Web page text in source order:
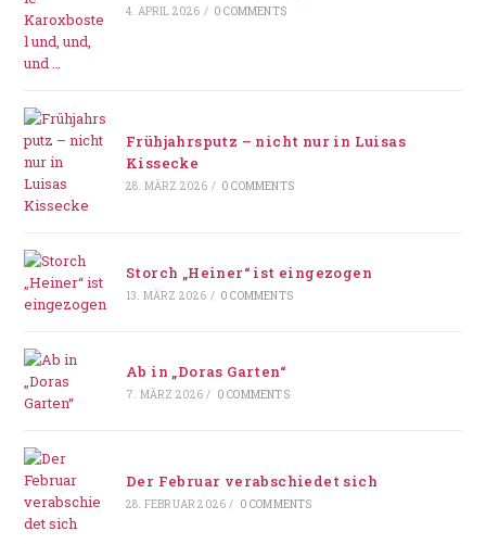
4. APRIL 2026 / 0 COMMENTS
Frühjahrsputz – nicht nur in Luisas
Kissecke
28. MÄRZ 2026 / 0 COMMENTS
Storch „Heiner“ ist eingezogen
13. MÄRZ 2026 / 0 COMMENTS
Ab in „Doras Garten“
7. MÄRZ 2026 / 0 COMMENTS
Der Februar verabschiedet sich
28. FEBRUAR 2026 / 0 COMMENTS